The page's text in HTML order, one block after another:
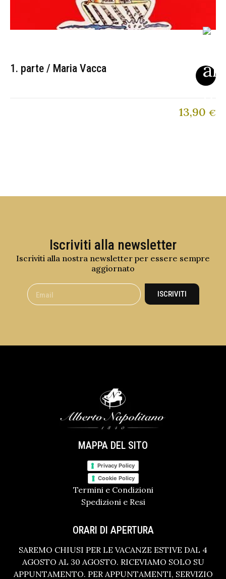
1. parte / Maria Vacca
13,90 €
Iscriviti alla newsletter
Iscriviti alla nostra newsletter per essere sempre
aggiornato
ISCRIVITI
MAPPA DEL SITO
Privacy Policy
Cookie Policy
Termini e Condizioni
Spedizioni e Resi
ORARI DI APERTURA
SAREMO CHIUSI PER LE VACANZE ESTIVE DAL 4
AGOSTO AL 30 AGOSTO. RICEVIAMO SOLO SU
APPUNTAMENTO. PER APPUNTAMENTI, SERVIZIO